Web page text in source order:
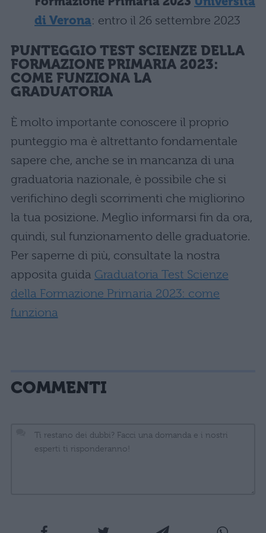
di Verona: entro il 26 settembre 2023
PUNTEGGIO TEST SCIENZE DELLA
FORMAZIONE PRIMARIA 2023:
COME FUNZIONA LA
GRADUATORIA
È molto importante conoscere il proprio
punteggio ma è altrettanto fondamentale
sapere che, anche se in mancanza di una
graduatoria nazionale, è possibile che si
verifichino degli scorrimenti che migliorino
la tua posizione. Meglio informarsi fin da ora,
quindi, sul funzionamento delle graduatorie.
Per saperne di più, consultate la nostra
apposita guida Graduatoria Test Scienze
della Formazione Primaria 2023: come
funziona
COMMENTI